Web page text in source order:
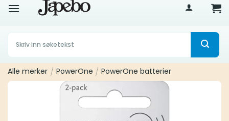
Søk
etter:
Alle merker / PowerOne / PowerOne batterier